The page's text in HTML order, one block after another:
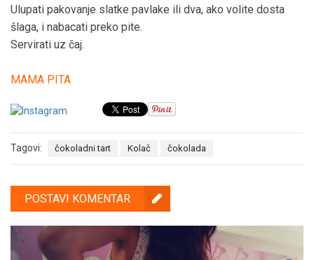
Ulupati pakovanje slatke pavlake ili dva, ako volite dosta
šlaga, i nabacati preko pite.
Servirati uz čaj.
MAMA PITA
Tagovi: čokoladni tart Kolač čokolada
POSTAVI KOMENTAR